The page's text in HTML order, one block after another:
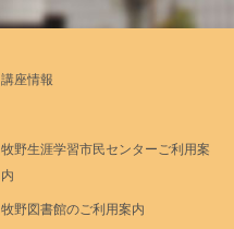
講座情報
牧野生涯学習市民センターご利用案
内
牧野図書館のご利用案内